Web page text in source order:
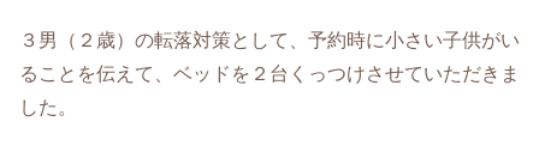
３男（２歳）の転落対策として、予約時に小さい子供がい
ることを伝えて、ベッドを２台くっつけさせていただきま
した。